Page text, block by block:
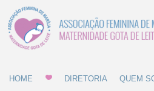
HOME DIRETORIA QUEM